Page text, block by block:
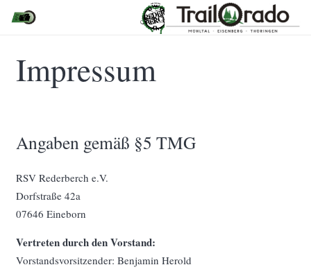
Impressum
Angaben gemäß §5 TMG
RSV Rederberch e.V.
Dorfstraße 42a
07646 Eineborn
Vertreten durch den Vorstand:
Vorstandsvorsitzender: Benjamin Herold